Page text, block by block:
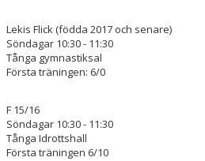
Lekis Flick (födda 2017 och senare)
Söndagar 10:30 - 11:30
Tånga gymnastiksal
Första träningen: 6/0
F 15/16
Söndagar 10:30 - 11:30
Tånga Idrottshall
Första träningen 6/10